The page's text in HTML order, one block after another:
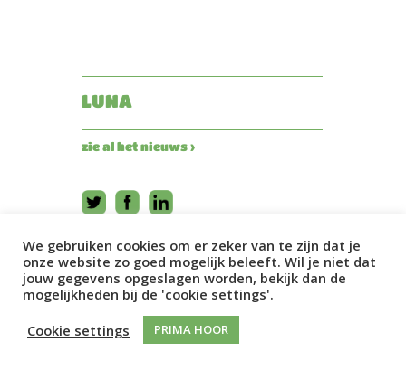
LUNA
zie al het nieuws ›
We gebruiken cookies om er zeker van te zijn dat je
onze website zo goed mogelijk beleeft. Wil je niet dat
jouw gegevens opgeslagen worden, bekijk dan de
mogelijkheden bij de 'cookie settings'.
Cookie settings
PRIMA HOOR